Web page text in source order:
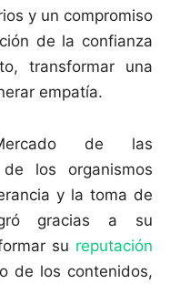
y un compromiso
de la confianza
transformar una
empatía.
de las
de los organismos
y la toma de
gracias a su
su reputación
de los contenidos,